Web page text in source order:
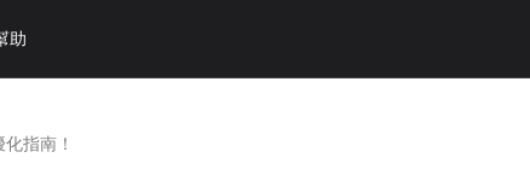
助
指南！